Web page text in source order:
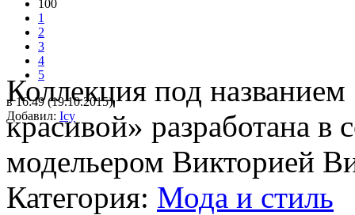
100
1
2
3
4
5
в 16:49 (19.10.2015)
Добавил: Icy
Коллекция под
красивой» разработана в
модельером Викторией
Категория: Мода и стиль